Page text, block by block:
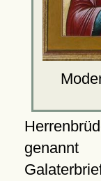
genannt